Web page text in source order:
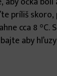
príliš
cca 8 °C.
aby